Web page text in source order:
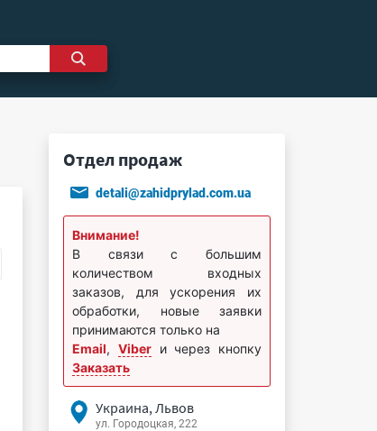
Отдел продаж
detali@zahidprylad.com.ua
Внимание!
В связи с большим
количеством входных
заказов, для ускорения их
обработки, новые заявки
принимаются только на
Email, Viberи через кнопку
Заказать
Украина, Львов
ул. Городоцкая, 222